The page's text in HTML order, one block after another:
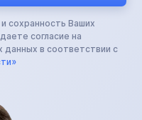
сохранность Ваших
согласие на
данных в соответствии с